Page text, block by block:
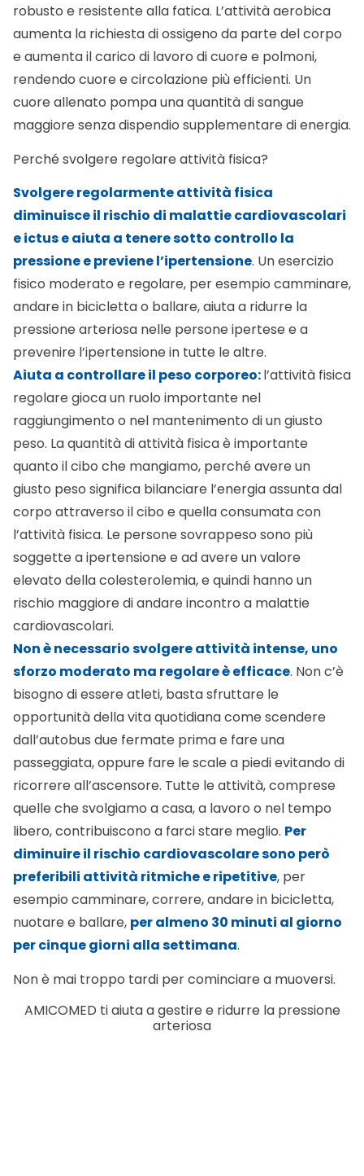
robusto e resistente alla fatica. L’attività aerobica
aumenta la richiesta di ossigeno da parte del corpo
e aumenta il carico di lavoro di cuore e polmoni,
rendendo cuore e circolazione più efficienti. Un
cuore allenato pompa una quantità di sangue
maggiore senza dispendio supplementare di energia.
Perché svolgere regolare attività fisica?
Svolgere regolarmente attività fisica
diminuisce il rischio di malattie cardiovascolari
e ictus e aiuta a tenere sotto controllo la
pressione e previene l’ipertensione. Un esercizio
fisico moderato e regolare, per esempio camminare,
andare in bicicletta o ballare, aiuta a ridurre la
pressione arteriosa nelle persone ipertese e a
prevenire l’ipertensione in tutte le altre.
Aiuta a controllare il peso corporeo:l’attività fisica
regolare gioca un ruolo importante nel
raggiungimento o nel mantenimento di un giusto
peso. La quantità di attività fisica è importante
quanto il cibo che mangiamo, perché avere un
giusto peso significa bilanciare l’energia assunta dal
corpo attraverso il cibo e quella consumata con
l’attività fisica. Le persone sovrappeso sono più
soggette aipertensione e ad avere un valore
elevato della colesterolemia, e quindi hanno un
rischio maggiore di andare incontro a malattie
cardiovascolari.
Non è necessario svolgere attività intense, uno
sforzo moderato ma regolare è efficace. Non c’è
bisogno di essere atleti, basta sfruttare le
opportunità della vita quotidiana come scendere
dall’autobus due fermate prima e fare una
passeggiata, oppure fare le scale a piedi evitando di
ricorrere all’ascensore. Tutte le attività, comprese
quelle che svolgiamo a casa, a lavoro o nel tempo
libero, contribuiscono a farci stare meglio. Per
diminuire il rischio cardiovascolare sono però
preferibili attività ritmiche e ripetitive, per
esempio camminare, correre, andare in bicicletta,
nuotare e ballare, per almeno 30 minuti al giorno
per cinque giorni alla settimana.
Non è mai troppo tardi per cominciare a muoversi.
AMICOMED ti aiuta a gestire e ridurre la pressione
arteriosa